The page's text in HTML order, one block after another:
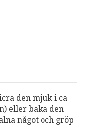
den mjuk i ca
eller baka den
något och gröp